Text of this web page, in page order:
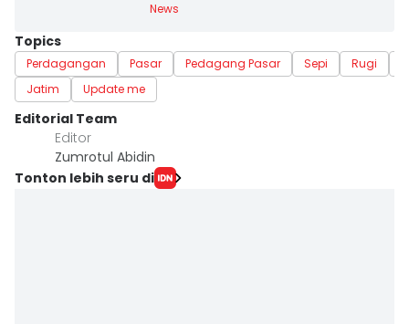
News
Topics
Perdagangan Pasar Pedagang Pasar Sepi Rugi
Jatim
Update me
Editorial Team
Editor
Zumrotul Abidin
Tonton lebih seru di